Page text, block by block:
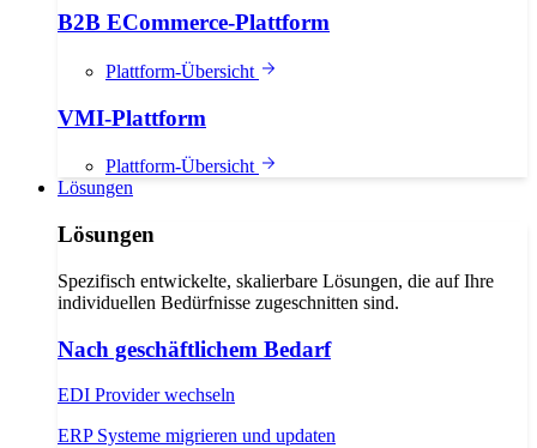
B2B ECommerce-Plattform
Plattform-Übersicht
VMI-Plattform
Plattform-Übersicht
Lösungen
Lösungen
Spezifisch entwickelte, skalierbare Lösungen, die auf Ihre
individuellen Bedürfnisse zugeschnitten sind.
Nach geschäftlichem Bedarf
EDI Provider wechseln
ERP Systeme migrieren und updaten